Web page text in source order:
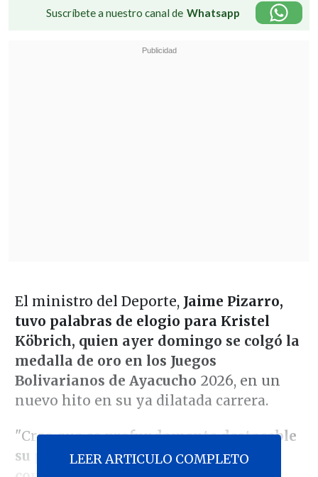
Suscríbete a nuestro canal de Whatsapp
El ministro del Deporte, Jaime Pizarro,
tuvo palabras de elogio para Kristel
Köbrich, quien ayer domingo se colgó la
medalla de oro en los Juegos
Bolivarianos de Ayacucho 2026, en un
nuevo hito en su ya dilatada carrera.
"Creo quees profundamente destacable
su pasión, su entusiasmo, su
LEER ARTICULO COMPLETO